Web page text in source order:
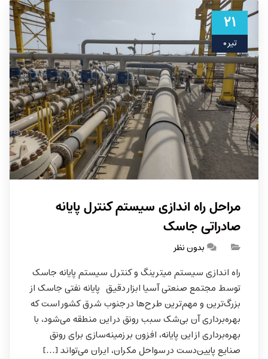
۲۱
تیر ۰
مراحل راه اندازی سیستم کنترل پایانه
صادراتی جاسک
بدون نظر
راه اندازی سیستم میترینگ و کنترل سیستم پایانه جاسک
توسط مجتمع صنعتی آسیا ابزار دقیق پایانه نفتی جاسک از
بزرگ‌ترین و مهم‌ترین طرح‌ها در جنوب شرق کشور است که
بهره‌برداری آن بی‌شک سبب رونق در این منطقه می‌شود، با
بهره‌برداری از این پایانه، افزون بر زمینه‌سازی برای رونق
صنایع پایین‌دست در سواحل مکران، ایران می‌تواند […]